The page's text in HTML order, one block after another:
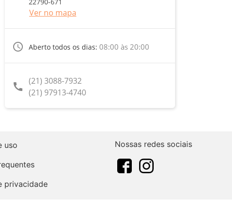
Ver no mapa
access_time Aberto todos os dias: 08:00 às 20:00
call (21) 3088-7932
(21) 97913-4740
uso
privacidade
Nossas redes sociais